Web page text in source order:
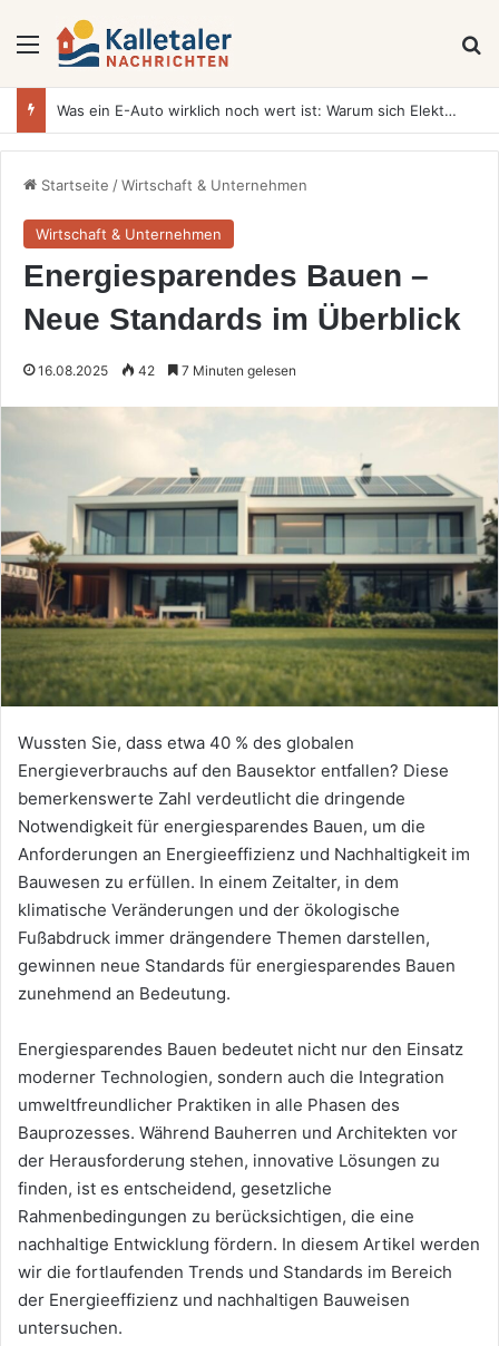
Menü
Was ein E-Auto wirklich noch wert ist: Warum sich Elektrofahrzeuge bei der Wertermittlung anders verhalten als Verbrenner
Startseite /Wirtschaft & Unternehmen
Wirtschaft & Unternehmen
Energiesparendes Bauen –
Neue Standards im Überblick
16.08.2025 42 7 Minuten gelesen
Wussten Sie, dass etwa 40 % des globalen
Energieverbrauchs auf den Bausektor entfallen? Diese
bemerkenswerte Zahl verdeutlicht die dringende
Notwendigkeit für energiesparendes Bauen, um die
Anforderungen an Energieeffizienz und Nachhaltigkeit im
Bauwesen zu erfüllen. In einem Zeitalter, in dem
klimatische Veränderungen und der ökologische
Fußabdruck immer drängendere Themen darstellen,
gewinnen neue Standards für energiesparendes Bauen
zunehmend an Bedeutung.
Energiesparendes Bauen bedeutet nicht nur den Einsatz
moderner Technologien, sondern auch die Integration
umweltfreundlicher Praktiken in alle Phasen des
Bauprozesses. Während Bauherren und Architekten vor
der Herausforderung stehen, innovative Lösungen zu
finden, ist es entscheidend, gesetzliche
Rahmenbedingungen zu berücksichtigen, die eine
nachhaltige Entwicklung fördern. In diesem Artikel werden
wir die fortlaufenden Trends und Standards im Bereich
der Energieeffizienz und nachhaltigen Bauweisen
untersuchen.